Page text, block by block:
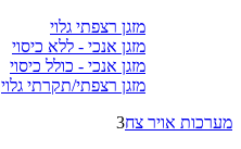
מזגן רצפתי גלוי
מזגן אנכי - ללא כיסוי
מזגן אנכי - כולל כיסוי
מזגן רצפתי/תקרתי גלוי
מערכות אויר צח3